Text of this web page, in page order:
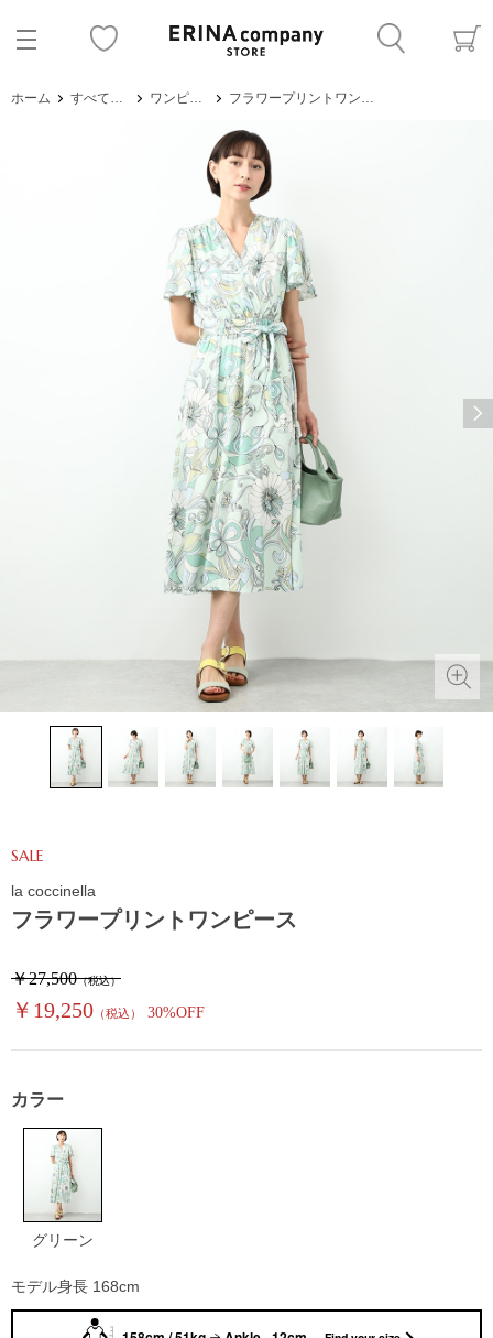
ホーム すべてのアイテム ワンピース・サロペット フラワープリントワンピース
フラワープリントワンピース
SALE
￥27,500（税込）
￥19,250 （税込） 30%OFF
la coccinella
カラー
グリーン
モデル身長 168cm